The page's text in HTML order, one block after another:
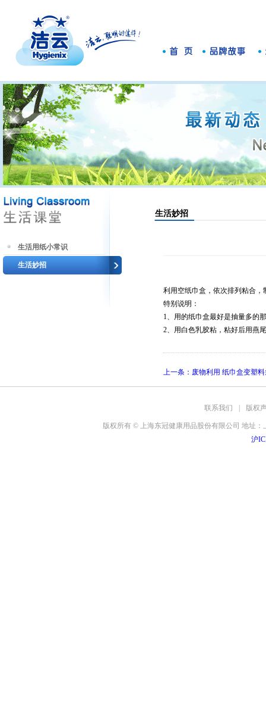
生活用纸小常识
生活妙招
生活妙招
利用空纸巾盒，依次排列粘合，
特别说明：
1、用的纸巾盒最好是抽量多的
2、用白色乳胶粘，粘好后用燕
上一条： 废物利用 纸巾盒变塑
联系我们 版权
版权所有 © 上海东冠健康用品股份有限公司 地址：
沪